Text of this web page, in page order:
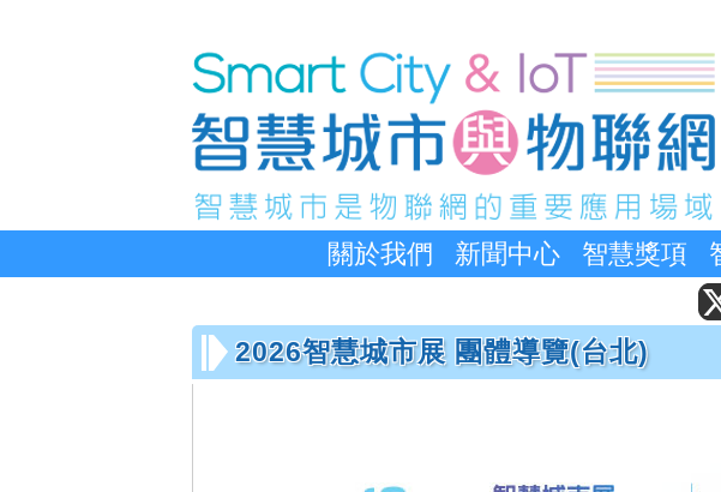
關於我們 新聞中心 智慧獎項
2026智慧城市展 團體導覽(台北)